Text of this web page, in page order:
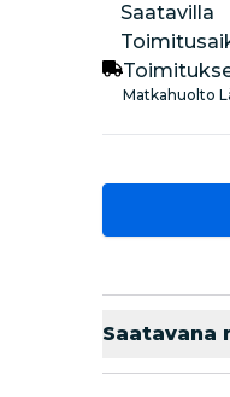
Saatavilla
Matkahuolto
Saatavana